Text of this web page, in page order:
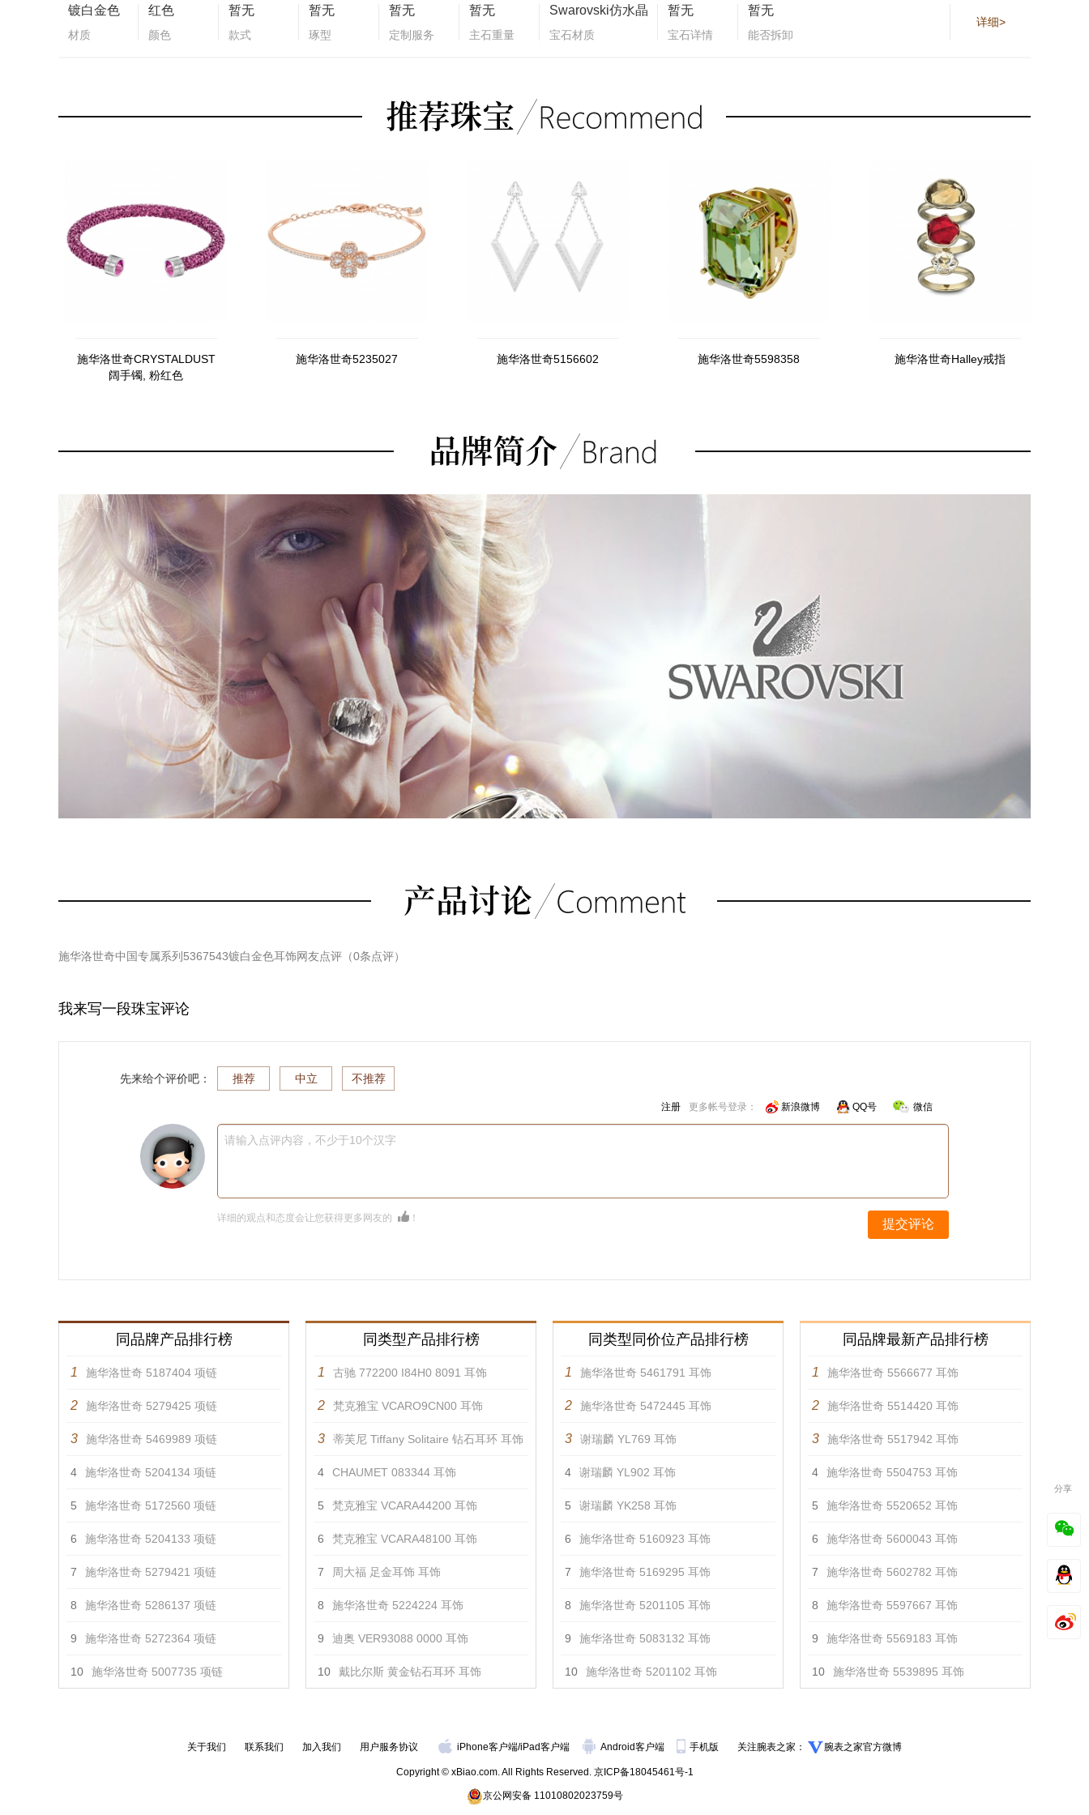
镀白金色
材质
红色
颜色
暂无
款式
暂无
琢型
暂无
定制服务
暂无
主石重量
Swarovski仿水晶
宝石材质
暂无
宝石详情
暂无
能否拆卸
详细>
施华洛世奇CRYSTALDUST
阔手镯, 粉红色
施华洛世奇5235027 施华洛世奇5156602 施华洛世奇5598358 施华洛世奇Halley戒指
施华洛世奇中国专属系列5367543镀白金色耳饰网友点评（0条点评）
我来写一段珠宝评论
先来给个评价吧： 推荐 中立 不推荐
注册 更多帐号登录： 新浪微博 QQ号 微信
请输入点评内容，不少于10个汉字
详细的观点和态度会让您获得更多网友的 ！ 提交评论
同品牌产品排行榜
1 施华洛世奇 5187404 项链
2 施华洛世奇 5279425 项链
3 施华洛世奇 5469989 项链
4 施华洛世奇 5204134 项链
5 施华洛世奇 5172560 项链
6 施华洛世奇 5204133 项链
7 施华洛世奇 5279421 项链
8 施华洛世奇 5286137 项链
9 施华洛世奇 5272364 项链
10 施华洛世奇 5007735 项链
同类型产品排行榜
1 古驰 772200 I84H0 8091 耳饰
2 梵克雅宝 VCARO9CN00 耳饰
3 蒂芙尼 Tiffany Solitaire 钻石耳环 耳饰
4 CHAUMET 083344 耳饰
5 梵克雅宝 VCARA44200 耳饰
6 梵克雅宝 VCARA48100 耳饰
7 周大福 足金耳饰 耳饰
8 施华洛世奇 5224224 耳饰
9 迪奥 VER93088 0000 耳饰
10 戴比尔斯 黄金钻石耳环 耳饰
同类型同价位产品排行榜
1 施华洛世奇 5461791 耳饰
2 施华洛世奇 5472445 耳饰
3 谢瑞麟 YL769 耳饰
4 谢瑞麟 YL902 耳饰
5 谢瑞麟 YK258 耳饰
6 施华洛世奇 5160923 耳饰
7 施华洛世奇 5169295 耳饰
8 施华洛世奇 5201105 耳饰
9 施华洛世奇 5083132 耳饰
10 施华洛世奇 5201102 耳饰
同品牌最新产品排行榜
1 施华洛世奇 5566677 耳饰
2 施华洛世奇 5514420 耳饰
3 施华洛世奇 5517942 耳饰
4 施华洛世奇 5504753 耳饰
5 施华洛世奇 5520652 耳饰
6 施华洛世奇 5600043 耳饰
7 施华洛世奇 5602782 耳饰
8 施华洛世奇 5597667 耳饰
9 施华洛世奇 5569183 耳饰
10 施华洛世奇 5539895 耳饰
关于我们 联系我们 加入我们 用户服务协议 iPhone客户端/iPad客户端 Android客户端 手机版 关注腕表之家： 腕表之家官方微博
Copyright © xBiao.com. All Rights Reserved. 京ICP备18045461号-1
京公网安备 11010802023759号
分享